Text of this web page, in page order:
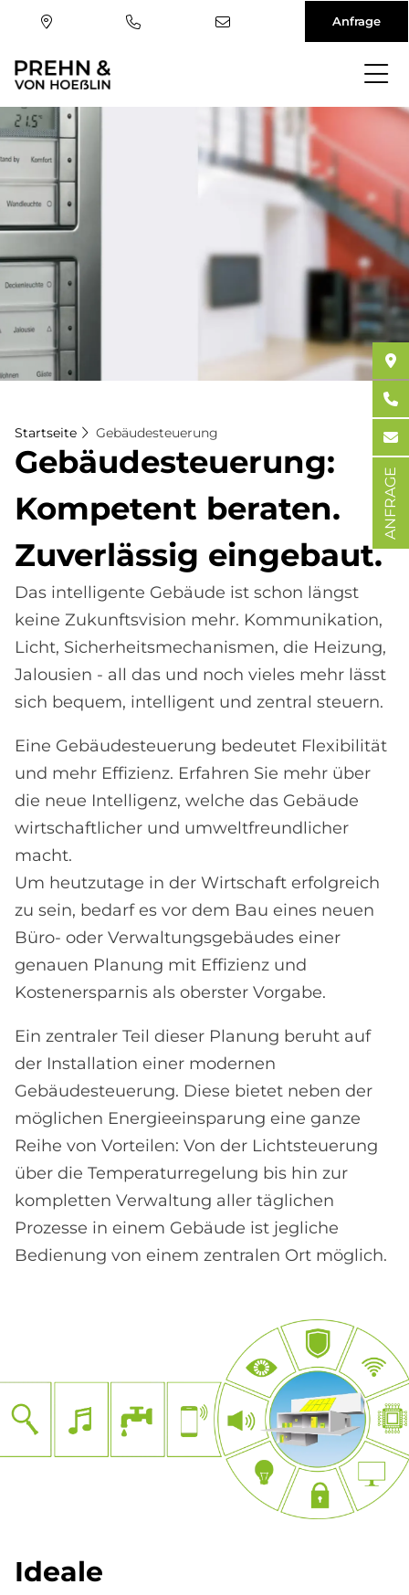
Direkt
zum
Inhalt
Anfrage
Startseite Gebäudesteuerung
Ge­bäu­de­steue­rung:
Kom­pe­tent be­ra­ten.
Zu­ver­läs­sig ein­ge­baut.
Das intelligente Gebäude ist schon längst
keine Zukunftsvision mehr. Kommunikation,
Licht, Sicherheitsmechanismen, die Heizung,
Jalousien - all das und noch vieles mehr lässt
sich bequem, intelligent und zentral steuern.
Eine Gebäudesteuerung bedeutet Flexibilität
und mehr Effizienz. Erfahren Sie mehr über
die neue Intelligenz, welche das Gebäude
wirtschaftlicher und umweltfreundlicher
macht.
Um heutzutage in der Wirtschaft erfolgreich
zu sein, bedarf es vor dem Bau eines neuen
Büro- oder Verwaltungsgebäudes einer
genauen Planung mit Effizienz und
Kostenersparnis als oberster Vorgabe.​
Ein zentraler Teil dieser Planung beruht auf
der Installation einer modernen
Gebäudesteuerung. Diese bietet neben der
möglichen Energieeinsparung eine ganze
Reihe von Vorteilen: Von der Lichtsteuerung
über die Temperaturregelung bis hin zur
kompletten Verwaltung aller täglichen
Prozesse in einem Gebäude ist jegliche
Bedienung von einem zentralen Ort möglich.
Idea­le
ANFRAGE